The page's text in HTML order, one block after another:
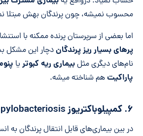
محسوب نمیشه، چون پرندگان بهش مبتلا
اما بعضی از سرپرستان پرنده ممکنه با
پرهای بسیار ریز پرندگاندچار این مشکل
نام‌های دیگری مثلبیماری ریه کبوتریا
پاراکیتهم شناخته میشه.
۶. کمپیلوباکتریوز Campylobacteriosis
در بین بیماری‌های قابل انتقال پرندگان به